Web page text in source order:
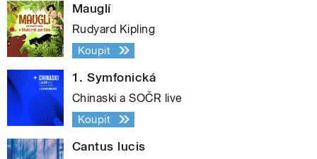
Mauglí
Rudyard Kipling
Koupit
1. Symfonická
Chinaski a SOČR live
Koupit
Cantus lucis